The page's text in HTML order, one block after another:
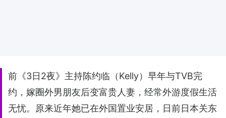
前《3日2夜》主持陈约临（Kelly）早年与TVB完
约，嫁圈外男朋友后变富贵人妻，经常外游度假生活
无忧。原来近年她已在外国置业安居，日前日本关东